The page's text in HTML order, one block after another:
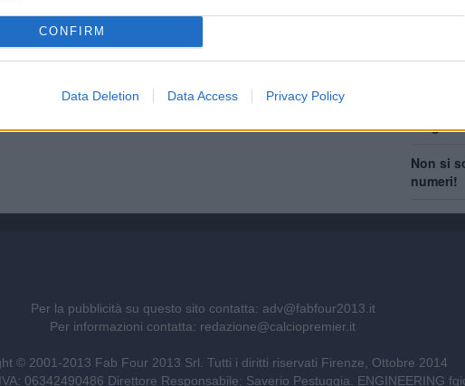
CONFIRM
Data Deletion Data Access Privacy Policy
Premier
Scott
c'è
Non si
numeri!
Per la pubblicità su questo sito contatta: adv@fabfour2013.it
Per informazioni contatta: redazione@calciopremier.it
© 2001-2013 Fab Four 2013 Srl. Tutti i diritti riservati Firenze, Ottobre 2014
06342490486 Direttore Responsabile: Saverio Pestuggia. ENGINEERING